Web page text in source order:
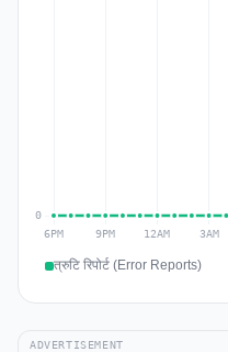
त्रुटि रिपोर्ट (Error Reports)
ADVERTISEMENT